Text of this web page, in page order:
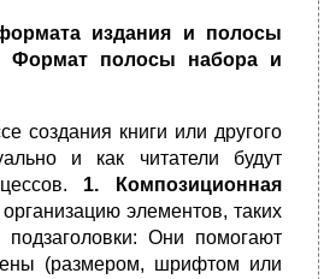
издания и полосы
Формат полосы набора и
создания книги или другого
и как читатели будут
1. Композиционная
элементов, таких
Они помогают
(размером, шрифтом или